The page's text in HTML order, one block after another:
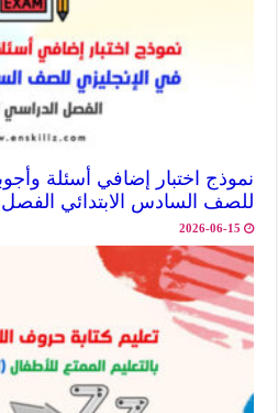
نموذج اختبار إضافي أسئلة
للصف السادس الابتدائي الفصل
2026-06-15